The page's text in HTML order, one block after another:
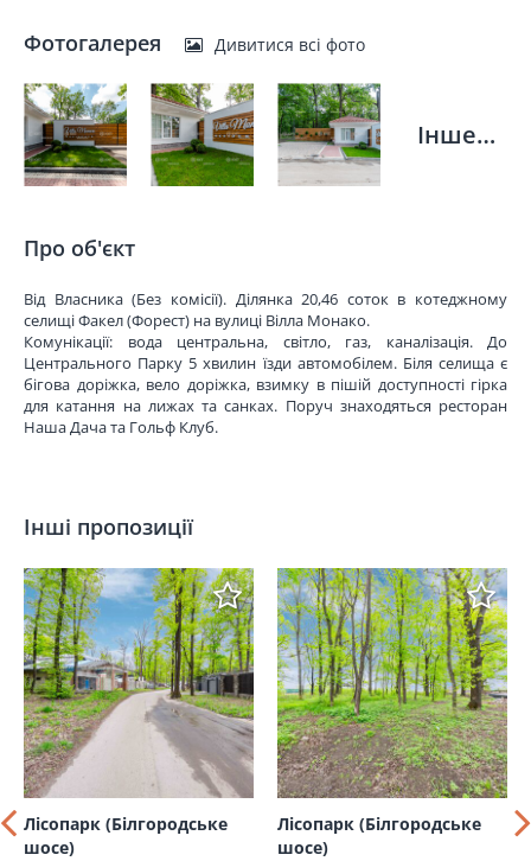
Фотогалерея Дивитися всі фото
Інше…
Про об'єкт
Від Власника (Без комісії). Ділянка 20,46 соток в котеджному
селищі Факел (Форест) на вулиці Вілла Монако.
Комунікації: вода центральна, світло, газ, каналізація. До
Центрального Парку 5 хвилин їзди автомобілем. Біля селища є
бігова доріжка, вело доріжка, взимку в пішій доступності гірка
для катання на лижах та санках. Поруч знаходяться ресторан
Наша Дача та Гольф Клуб.
Інші пропозиції
Лісопарк (Білгородське
шосе)
Лісопарк (Білгородське
шосе)